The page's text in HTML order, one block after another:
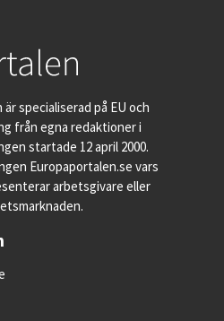
specialiserad på EU och
från egna redaktioner i
startade 12 april 2000.
Europaportalen.se vars
arbetsgivare eller